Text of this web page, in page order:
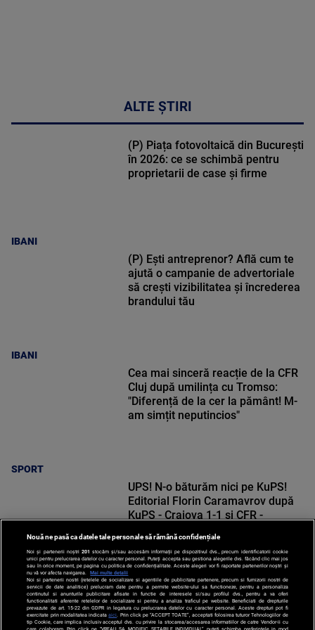
ALTE ȘTIRI
IBANI
(P) Piața fotovoltaică din București
în 2026: ce se schimbă pentru
proprietarii de case și firme
IBANI
(P) Ești antreprenor? Află cum te
ajută o campanie de advertoriale
să crești vizibilitatea și încrederea
brandului tău
SPORT
Cea mai sinceră reacție de la CFR
Cluj după umilința cu Tromso:
"Diferență de la cer la pământ! M-
am simțit neputincios"
SPORT
UPS! N-o băturăm nici pe KuPS!
Editorial Florin Caramavrov după
KuPS - Craiova 1-1 și CFR -
Nouă ne pasă ca datele tale personale să rămână confidențiale
Noi și partenerii noștri 201 stocăm și/sau accesăm informații pe dispozitivul dvs., precum identificatorii cookie
unici pentru prelucrarea datelor cu caracter personal. Puteți accepta sau gestiona alegerile dvs. făcând clic mai jos
sau în orice moment, pe pagina cu politica de confidențialitate. Aceste alegeri vor fi raportate partenerilor noștri și
nu vă vor afecta navigarea.
Mai multe detalii
Noi si partenerii nostri (retelele de socializare si agentiile de publicitate partenere, precum si furnizorii nostri de
servicii de date analitice) prelucram date pentru a permite website-ului sa functioneze, pentru a personaliza
continutul si anunturile publicitare afisate in functie de interesele si/sau profilul dvs., pentru a va oferi
functionalitati aferente retelelor de socializare si pentru a analiza traficul pe website. Beneficiati de drepturile
prevazute de art. 15-22 din GDPR in legatura cu prelucrarea datelor cu caracter personal. Aceste drepturi pot fi
exercitate prin modalitatea indicataaici . Prin click pe “ACCEPT TOATE”, acceptati folosirea tuturor Tehnologiilor de
tip Cookie, care implica inclusiv acceptul dvs. cu privire la stocarea/accesarea informatiilor de catre Vendor-ii cu
care colaboram. Prin click pe “VREAU SA MODIFIC SETARILE INDIVIDUAL” puteti schimba preferintele in mod